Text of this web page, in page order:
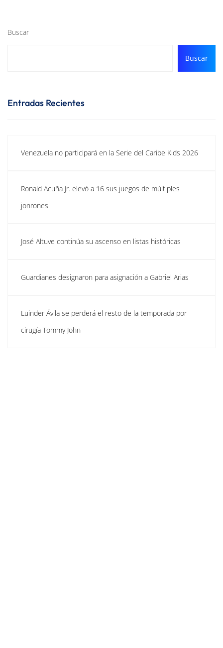
Buscar
Buscar
Entradas Recientes
Venezuela no participará en la Serie del Caribe Kids 2026
Ronald Acuña Jr. elevó a 16 sus juegos de múltiples
jonrones
José Altuve continúa su ascenso en listas históricas
Guardianes designaron para asignación a Gabriel Arias
Luinder Ávila se perderá el resto de la temporada por
cirugía Tommy John